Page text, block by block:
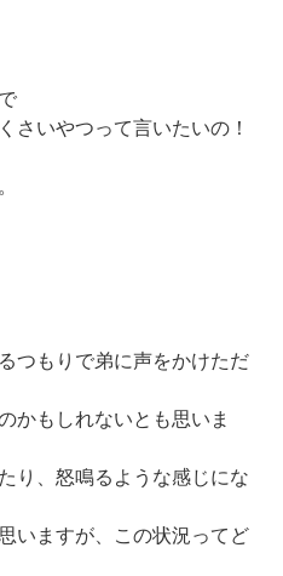
さいやつって言いたいの！
つもりで弟に声をかけただ
かもしれないとも思いま
り、怒鳴るような感じにな
いますが、この状況ってど